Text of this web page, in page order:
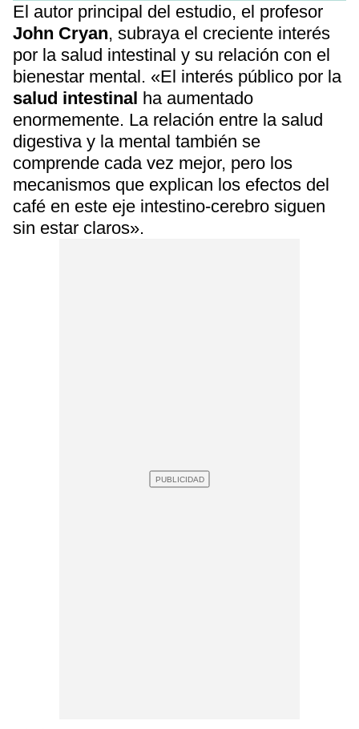
El autor principal del estudio, el profesor
John Cryan, subraya el creciente interés
por la salud intestinal y su relación con el
bienestar mental. «El interés público por la
salud intestinal ha aumentado
enormemente. La relación entre la salud
digestiva y la mental también se
comprende cada vez mejor, pero los
mecanismos que explican los efectos del
café en este eje intestino-cerebro siguen
sin estar claros».